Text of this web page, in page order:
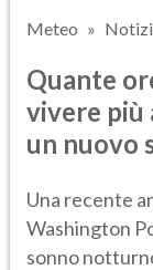
Meteo
Quante
vivere più
un nuovo
Una recente
Washington
sonno